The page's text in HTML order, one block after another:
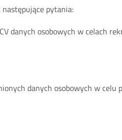
następujące pytania:
danych osobowych w celach
danych osobowych w celu